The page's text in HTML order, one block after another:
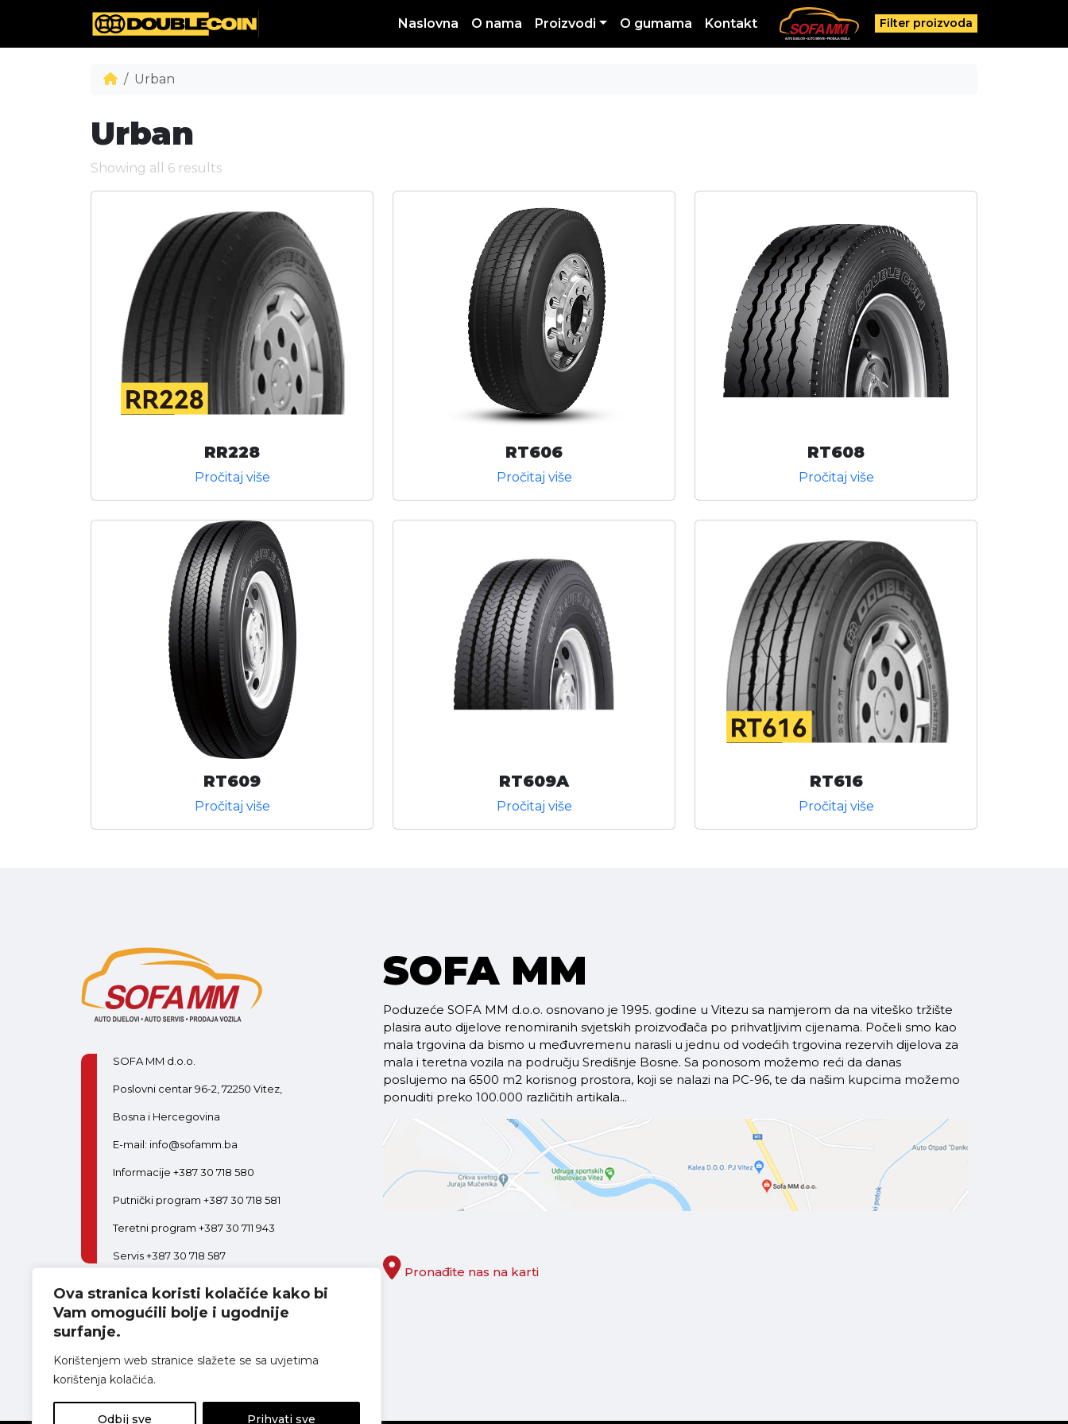
Ova stranica koristi kolačiće kako bi
Vam omogućili bolje i ugodnije
surfanje.
Korištenjem web stranice slažete se sa uvjetima
korištenja kolačića.
Odbij sve Prihvati sve
Naslovna O nama Proizvodi O gumama Kontakt Filter proizvoda
Urban
Urban
Showing all 6 results
RR228
Pročitaj više
RT606
Pročitaj više
RT608
Pročitaj više
RT609
Pročitaj više
RT609A
Pročitaj više
RT616
Pročitaj više
SOFA MM d.o.o.
Poslovni centar 96-2, 72250 Vitez,
Bosna i Hercegovina
E-mail: info@sofamm.ba
Informacije +387 30 718 580
Putnički program +387 30 718 581
Teretni program +387 30 711 943
Servis +387 30 718 587
PON-PET:08:00-16:30SUB:08:00-14:00
Postani dio tima
SOFA MM
Poduzeće SOFA MM d.o.o. osnovano je 1995. godine u Vitezu sa namjerom da na viteško tržište
plasira auto dijelove renomiranih svjetskih proizvođača po prihvatljivim cijenama. Počeli smo kao
mala trgovina da bismo u međuvremenu narasli u jednu od vodećih trgovina rezervih dijelova za
mala i teretna vozila na području Središnje Bosne. Sa ponosom možemo reći da danas
poslujemo na 6500 m2 korisnog prostora, koji se nalazi na PC-96, te da našim kupcima možemo
ponuditi preko 100.000 različitih artikala...
Pronađite nas na karti